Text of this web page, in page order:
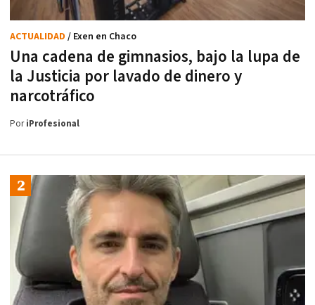
Una cadena de gimnasios, bajo la lupa de
la Justicia por lavado de dinero y
narcotráfico
ACTUALIDAD / Exen en Chaco
PoriProfesional